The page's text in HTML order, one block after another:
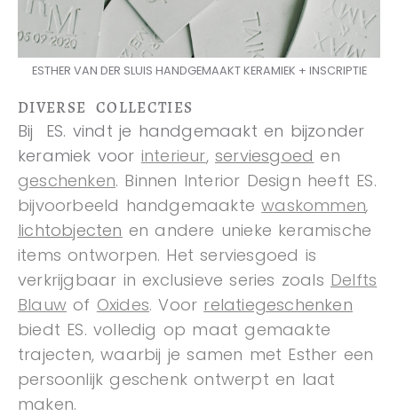
ESTHER VAN DER SLUIS HANDGEMAAKT KERAMIEK + INSCRIPTIE
DIVERSE COLLECTIES
Bij ES. vindt je handgemaakt en bijzonder
keramiek voor interieur,serviesgoed en
geschenken. Binnen Interior Design heeft ES.
bijvoorbeeld handgemaaktewaskommen,
lichtobjecten en andere unieke keramische
items ontworpen. Het serviesgoed is
verkrijgbaar in exclusieve series zoals Delfts
Blauw of Oxides. Voor relatiegeschenken
biedt ES. volledig op maat gemaakte
trajecten, waarbij je samen met Esther een
persoonlijk geschenk ontwerpt en laat
maken.